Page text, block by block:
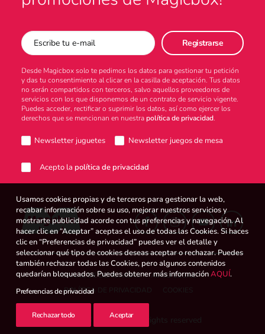
Desde Magicbox solo te pedimos los datos para gestionar tu petición
y das tu consentimiento al clicar en la casilla de aceptación. Tus datos
no serán compartidos con terceros, salvo aquellos proveedores de
servicios con los que disponemos de un contrato de servicio vigente.
Puedes acceder, rectificar o suprimir los datos, así como ejercer los
derechos que se mencionan en nuestrapolítica de privacidad.
Newsletter juguetes Newsletter juegos de mesa
Acepto la política de privacidad
© 2026 Magicbox.
CANAL DE DENUNCIAS
AVISO LEGAL
POLÍTICA DE PRIVACIDAD
Usamos cookies propias y de terceros para gestionar la web,
recabar información sobre su uso, mejorar nuestros servicios y
mostrarte publicidad acorde con tus preferencias y navegación. Al
hacer clic en “Aceptar” aceptas el uso de todas las Cookies. Si haces
clic en “Preferencias de privacidad” puedes ver el detalle y
seleccionar qué tipo de cookies deseas aceptar o rechazar. Puedes
también rechazar todas las Cookies, pero algunos contenidos
quedarían bloqueados. Puedes obtener más informaciónAQUÍ.
Preferencias de privacidad
Rechazar todo Aceptar